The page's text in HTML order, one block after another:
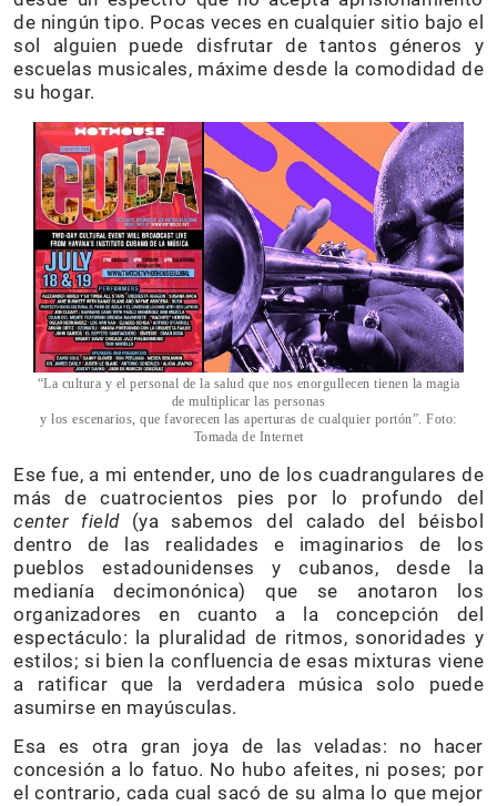
de ningún tipo. Pocas veces en cualquier sitio bajo el
sol alguien puede disfrutar de tantos géneros y
escuelas musicales, máxime desde la comodidad de
su hogar.
“La cultura y el personal de la salud que nos enorgullecen tienen la magia
de multiplicar las personas
y los escenarios, que favorecen las aperturas de cualquier portón”. Foto:
Tomada de Internet
Ese fue, a mi entender, uno de los cuadrangulares de
más de cuatrocientos pies por lo profundo del
center field(ya sabemos del calado del béisbol
dentro de las realidades e imaginarios de los
pueblos estadounidenses y cubanos, desde la
medianía decimonónica) que se anotaron los
organizadores en cuanto a la concepción del
espectáculo: la pluralidad de ritmos, sonoridades y
estilos; si bien la confluencia de esas mixturas viene
a ratificar que la verdadera música solo puede
asumirse en mayúsculas.
Esa es otra gran joya de las veladas: no hacer
concesión a lo fatuo. No hubo afeites, ni poses; por
el contrario, cada cual sacó de su alma lo que mejor